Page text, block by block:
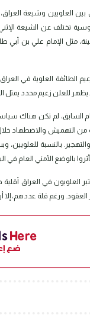
بين العلويين وشيعة
تختلف عن الشيعة
مثل الإمام علي بن أبي
الطائفة العلوية في
يظهر للعلن زعيم محدد يمثل
السابق، لم تكن هناك
والتهجير. بالنسبة
بالوضع الأمني العام في
العلويون في العراق
ورغم قلة عددهم، إلا